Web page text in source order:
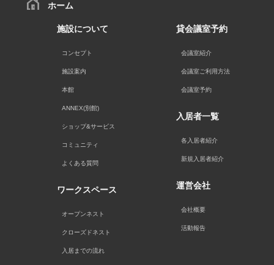
ホーム
施設について
コンセプト
施設案内
本館
ANNEX(別館)
ショップ&サービス
コミュニティ
よくある質問
ワークスペース
オープンネスト
クローズドネスト
入居までの流れ
貸会議室予約
会議室紹介
会議室ご利用方法
会議室予約
入居者一覧
各入居者紹介
新規入居者紹介
運営会社
会社概要
活動報告